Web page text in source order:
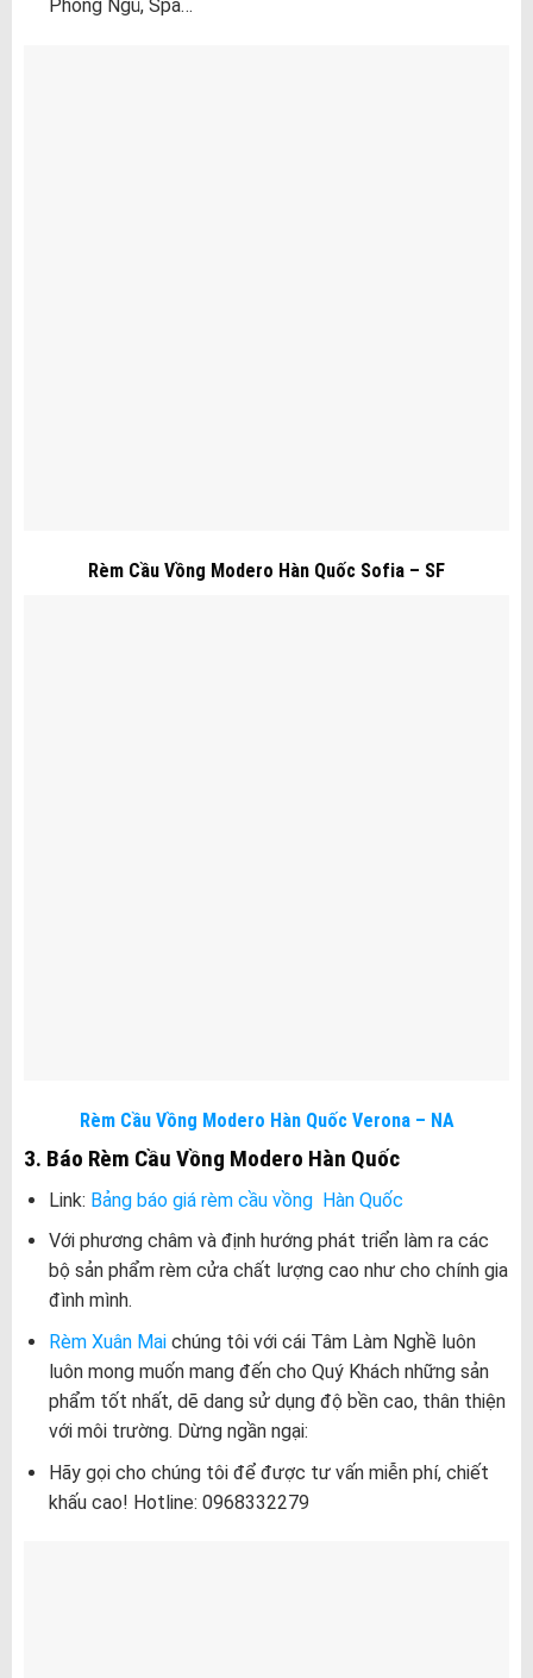
Phòng Ngủ, Spa…
Rèm Cầu Vồng Modero Hàn Quốc Sofia – SF
Rèm Cầu Vồng Modero Hàn Quốc Verona – NA
3. Báo Rèm Cầu Vồng Modero Hàn Quốc
Link: Bảng báo giá rèm cầu vồng Hàn Quốc
Với phương châm và định hướng phát triển làm ra các
bộ sản phẩm rèm cửa chất lượng cao như cho chính gia
đình mình.
Rèm Xuân Maichúng tôi với cái Tâm Làm Nghề luôn
luôn mong muốn mang đến cho Quý Khách những sản
phẩm tốt nhất, dẽ dang sử dụng độ bền cao, thân thiện
với môi trường. Dừng ngần ngại:
Hãy gọi cho chúng tôi để được tư vấn miễn phí, chiết
khấu cao! Hotline: 0968332279